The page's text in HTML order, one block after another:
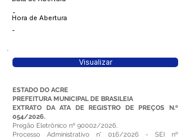
-
Hora de Abertura
-
Visualizar
ESTADO DO ACRE
PREFEITURA MUNICIPAL DE BRASILEIA
EXTRATO DA ATA DE REGISTRO DE PREÇOS N.º
054/2026.
Pregão Eletrônico nº 90002/2026.
Processo Administrativo n° 016/2026 - SEI nº